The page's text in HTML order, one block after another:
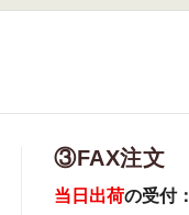
③FAX注文
当日出荷の受付：